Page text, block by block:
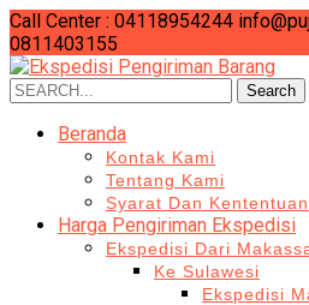
Call Center : 04118954244
0811403155
Search
for:
Search
Beranda
Kontak Kami
Tentang Kami
Syarat Dan
Harga Pengiriman Ekspedisi
Ekspedisi Dari
Ke Sulawesi
Ekspedisi